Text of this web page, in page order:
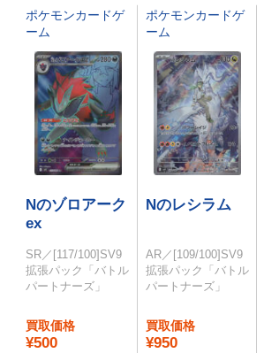
ポケモンカードゲ
ーム
Nのゾロアーク
ex
SR／[117/100]SV9
拡張パック「バトル
パートナーズ」
買取価格
¥500
ポケモンカードゲ
ーム
Nのレシラム
AR／[109/100]SV9
拡張パック「バトル
パートナーズ」
買取価格
¥950